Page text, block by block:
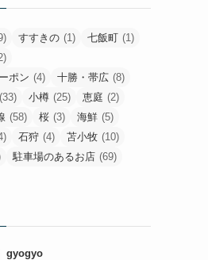
すすきの (1) 七飯町 (1)
ポン (4) 十勝・帯広 (8)
(33) 小樽 (25) 恵庭 (2)
(58) 桜 (3) 海鮮 (5)
石狩 (4) 苫小牧 (10)
駐車場のあるお店 (69)
gyogyo